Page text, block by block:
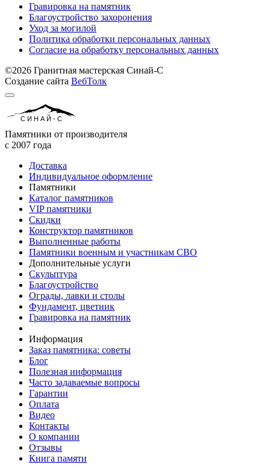
Гравировка на памятник
Благоустройство захоронения
Уход за могилой
Политика обработки персональных данных
Согласие на обработку персональных данных
©2026 Гранитная мастерская Синай-С
Создание сайта ВебТолк
СИНАЙ-С
Памятники от производителя
с 2007 года
Доставка
Индивидуальное оформление
Памятники
Каталог памятников
VIP памятники
Скидки
Конструктор памятников
Выполненные работы
Памятники военным и участникам СВО
Дополнительные услуги
Скульптура
Благоустройство
Ограды, лавки и столы
Фундамент, цветник
Гравировка на памятник
Информация
Заказ памятника: советы
Блог
Полезная информация
Часто задаваемые вопросы
Гарантии
Оплата
Видео
Контакты
О компании
Отзывы
Книга памяти